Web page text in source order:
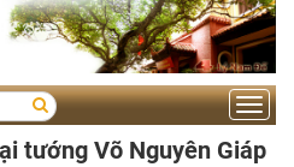
Toggle
tướng Võ Nguyên Giáp